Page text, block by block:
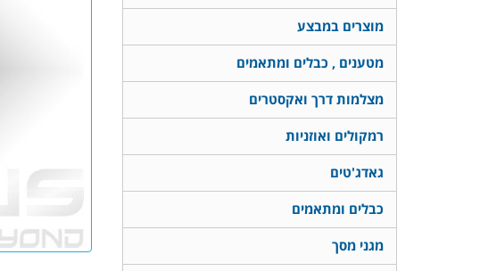
מוצרים במבצע
מטענים , כבלים ומתאמים
מצלמות דרך ואקסטרים
רמקולים ואוזניות
גאדג'טים
כבלים ומתאמים
מגני מסך